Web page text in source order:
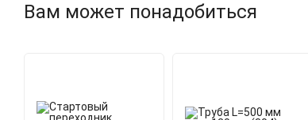
Вам может понадобиться